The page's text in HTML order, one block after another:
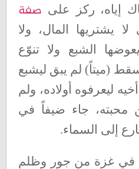
إياه، ركز على صفة
لا يشتريها المال، ولا
الشبع ولا تنوّع
(ميتاً) لم يبق ليشبع
ليعرفوه أولاده، ولم
محبته، جاء ضيفاً في
إلى السماء.
في غزة من جور وظلم